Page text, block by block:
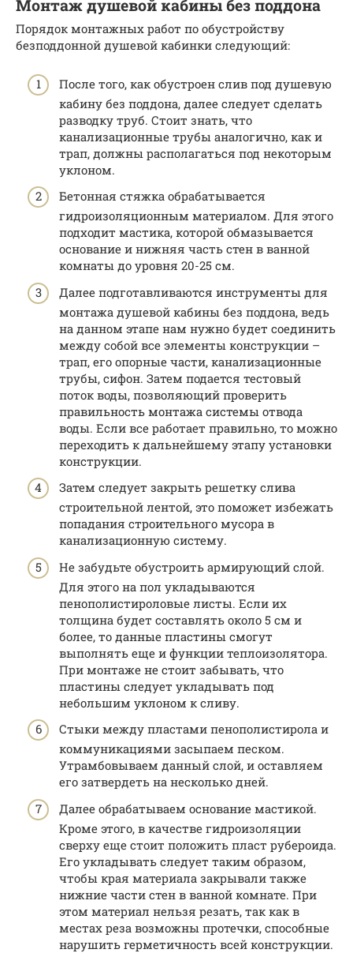
Монтаж душевой кабины без поддона
Порядок монтажных работ по обустройству
безподдонной душевой кабинки следующий:
После того, как обустроен слив под душевую
кабину без поддона, далее следует сделать
разводку труб. Стоит знать, что
канализационные трубы аналогично, как и
трап, должны располагаться под некоторым
уклоном.
Бетонная стяжка обрабатывается
гидроизоляционным материалом. Для этого
подходит мастика, которой обмазывается
основание и нижняя часть стен в ванной
комнаты до уровня 20-25 см.
Далее подготавливаются инструменты для
монтажа душевой кабины без поддона, ведь
на данном этапе нам нужно будет соединить
между собой все элементы конструкции –
трап, его опорные части, канализационные
трубы, сифон. Затем подается тестовый
поток воды, позволяющий проверить
правильность монтажа системы отвода
воды. Если все работает правильно, то можно
переходить к дальнейшему этапу установки
конструкции.
Затем следует закрыть решетку слива
строительной лентой, это поможет избежать
попадания строительного мусора в
канализационную систему.
Не забудьте обустроить армирующий слой.
Для этого на пол укладываются
пенополистироловые листы. Если их
толщина будет составлять около 5 см и
более, то данные пластины смогут
выполнять еще и функции теплоизолятора.
При монтаже не стоит забывать, что
пластины следует укладывать под
небольшим уклоном к сливу.
Стыки между пластами пенополистирола и
коммуникациями засыпаем песком.
Утрамбовываем данный слой, и оставляем
его затвердеть на несколько дней.
Далее обрабатываем основание мастикой.
Кроме этого, в качестве гидроизоляции
сверху еще стоит положить пласт рубероида.
Его укладывать следует таким образом,
чтобы края материала закрывали также
нижние части стен в ванной комнате. При
этом материал нельзя резать, так как в
местах реза возможны протечки, способные
нарушить герметичность всей конструкции.